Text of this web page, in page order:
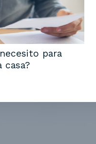
para
casa?